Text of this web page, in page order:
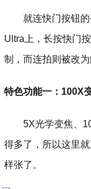
就连快门按钮的
Ultra上，长按快门
制，而连拍则被改
特色功能一：100X
5X光学变焦、
得多了，所以这里
样张了。